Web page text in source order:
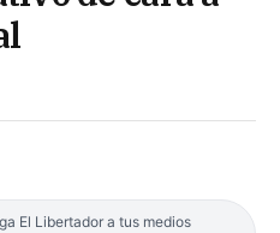
El Libertador a tus medios